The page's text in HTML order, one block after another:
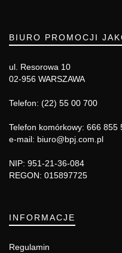
BIURO PROMOCJI
ul. Resorowa 10
02-956 WARSZAWA
Telefon: (22) 55 00 700
Telefon komórkowy: 666 855
e-mail: biuro@bpj.com.pl
NIP: 951-21-36-084
REGON: 015897725
INFORMACJE
Regulamin